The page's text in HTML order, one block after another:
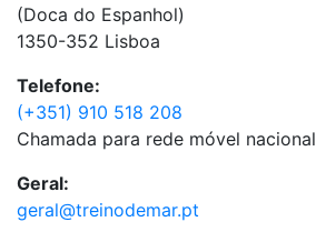
(Doca do Espanhol)
1350-352 Lisboa
Telefone:
(+351) 910 518 208
Chamada para rede móvel nacional
Geral:
geral@treinodemar.pt